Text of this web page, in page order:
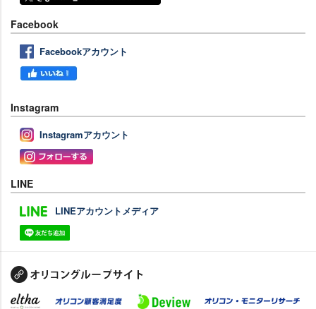
Facebook
Facebookアカウント
Instagram
Instagramアカウント
LINE
LINEアカウントメディア